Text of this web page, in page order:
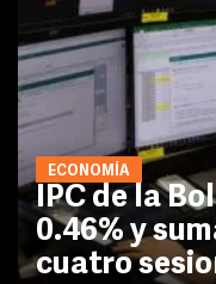
ECONOMÍA
IPC de la
0.46% y
cuatro